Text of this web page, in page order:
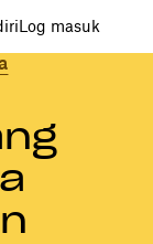
Log masuk